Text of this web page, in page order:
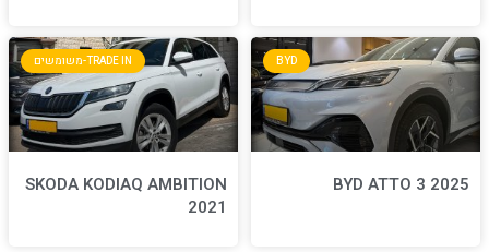
BYD TRADE IN-משומשים
SKODA KODIAQ AMBITION